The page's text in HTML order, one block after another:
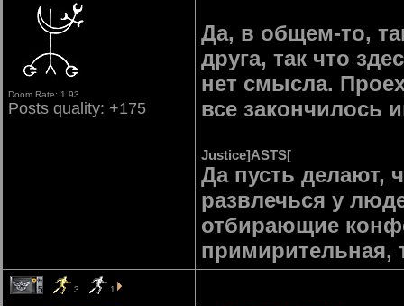
Doom Rate: 1.93
Posts quality: +175
Да, в общем-то,
друга, так что
нет смысла.
все закончилось
Justice]ASTS[
Да пусть делают,
развлечься у
отбирающие
примирительная,
5 3 1